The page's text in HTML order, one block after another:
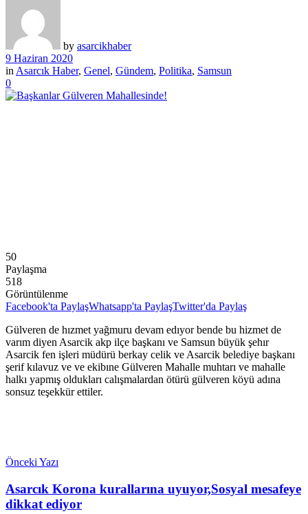
by asarcikhaber
9 Haziran 2020
in Asarcık Haber, Genel, Gündem, Politika, Samsun
0
50
Paylaşma
518
Görüntülenme
Facebook'ta PaylaşWhatsapp'ta PaylaşTwitter'da Paylaş
Gülveren de hızmet yağmuru devam edıyor bende bu hizmet de
varım diyen Asarcik akp ilçe başkanı ve Samsun büyük şehır
Asarcik fen işleri müdürü berkay celik ve Asarcik belediye başkanı
şerif kılavuz ve ve ekibıne Gülveren Mahalle muhtarı ve mahalle
halkı yapmış oldukları calışmalardan ötürü gülveren köyü adına
sonsuz teşekkür ettiler.
Önceki Yazı
Asarcık Korona kurallarına uyuyor,Sosyal mesafeye
dikkat ediyor